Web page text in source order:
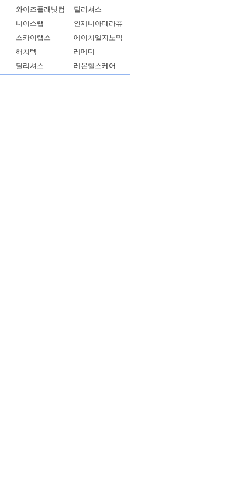
와이즈플래닛컴
니어스랩
스카이랩스
해치텍
딜리셔스
딜리셔스
인제니아테라퓨
에이치엘지노믹
레메디
레몬헬스케어